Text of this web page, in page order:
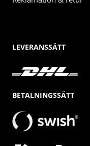
LEVERANSSÄTT
BETALNINGSSÄTT